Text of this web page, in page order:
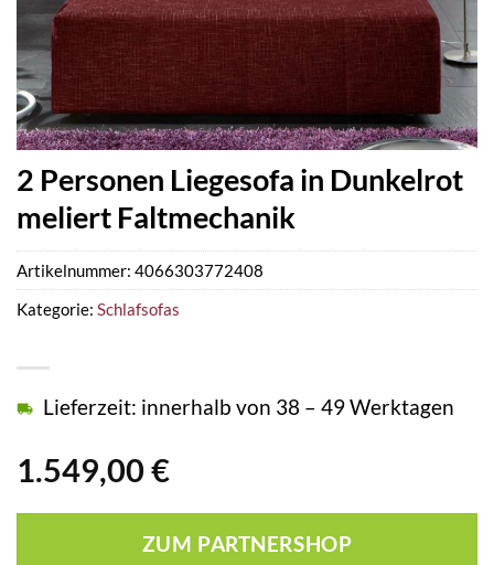
2 Personen Liegesofa in Dunkelrot
meliert Faltmechanik
1.549,00 €
Lieferzeit: innerhalb von 38 – 49 Werktagen
ZUM PARTNERSHOP
Artikelnummer: 4066303772408
Kategorie: Schlafsofas